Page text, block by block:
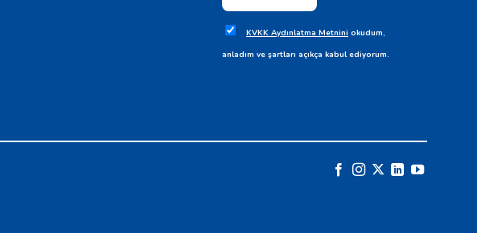
KVKK Aydınlatma Metnini okudum,
anladım ve şartları açıkça kabul ediyorum.